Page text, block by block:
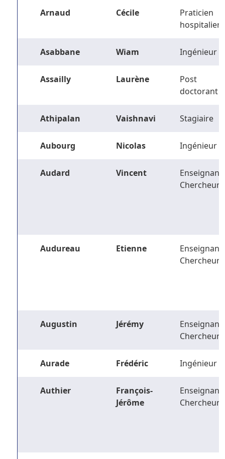
Arnaud Cécile
Praticien
hospitalier
Asabbane Wiam Ingénieur
Assailly Laurène
Post
doctorant
Athipalan Vaishnavi Stagiaire
Aubourg Nicolas Ingénieur
Audard Vincent
Enseignant-
Chercheur
Audureau Etienne
Enseignant-
Chercheur
Augustin Jérémy
Enseignant-
Chercheur
Aurade Frédéric Ingénieur
Authier
François-
Jérôme
Enseignant-
Chercheur